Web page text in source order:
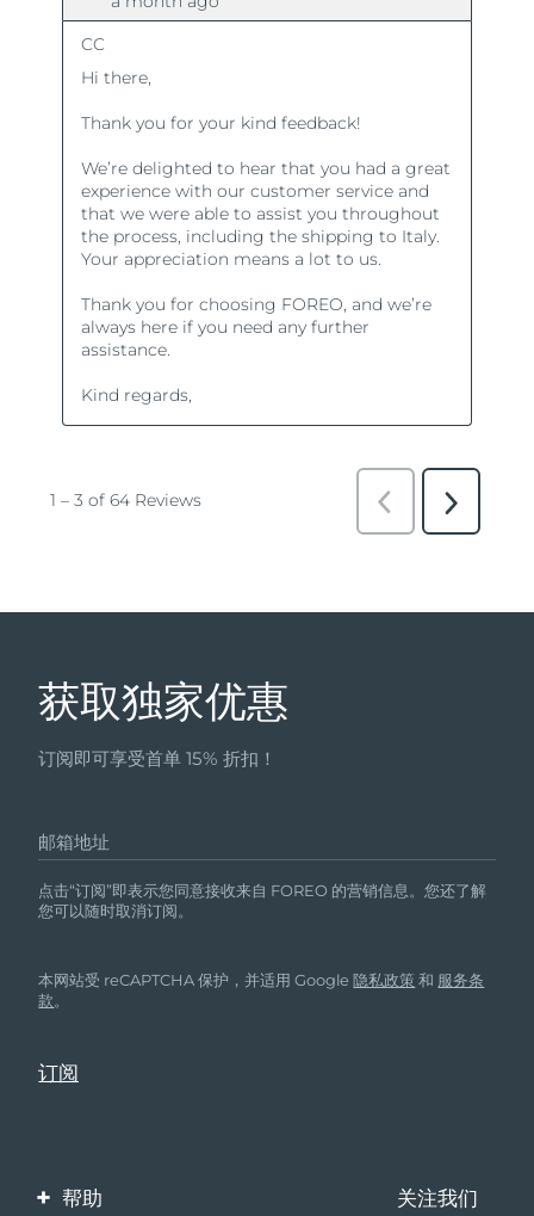
获取独家优惠
订阅即可享受首单 15% 折扣！
邮箱地址
点击“订阅”即表示您同意接收来自 FOREO 的营销信息。您还了解
您可以随时取消订阅。
本网站受 reCAPTCHA 保护，并适用 Google隐私政策 和 服务条
款。
帮助 关注我们